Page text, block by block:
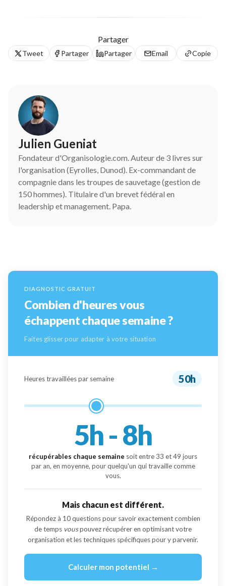
Partager
Tweet Partager Partager Email Copie
Julien Gueniat
Fondateur d'Organisologie.com. Auteur de 3 livres sur
l'organisation (Eyrolles, Dunod). Ex-commandant de
compagnie dans les troupes de sauvetage (gestion de
150 hommes). Titulaire d'un brevet fédéral en
leadership et management. Papa.
DIAGNOSTIC GRATUIT
Combien d'heures vous
échappent chaque semaine ?
Faites glisser pour adapter à votre situation
Heures travaillées par semaine 50h
5h - 8h
récupérables chaque semaine soit entre 33 et49 jours
par an, en moyenne, pour quelqu'un qui travaille comme
vous.
Mais chacun est différent.
Répondez à 10 questions pour savoir exactement combien
de temps vouspouvez récupérer en optimisant votre
organisation et les techniques spécifiques pour y parvenir.
Calculer mon potentiel →